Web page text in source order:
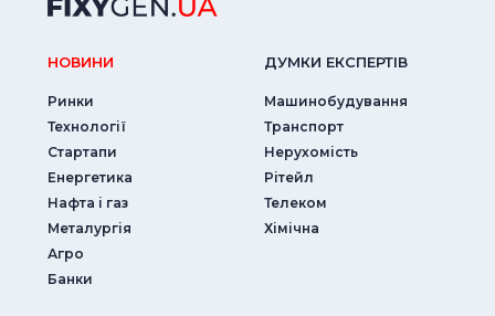
НОВИНИ
Ринки
Технології
Стартапи
Енергетика
Нафта і газ
Металургія
Агро
Банки
ДУМКИ ЕКСПЕРТIВ
Машинобудування
Транспорт
Нерухомість
Рітейл
Телеком
Хімічна